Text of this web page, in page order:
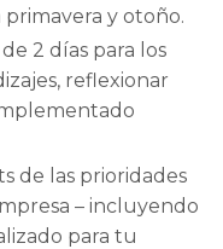
y otoño.
2 días para los
reflexionar
de las prioridades
– incluyendo
para tu